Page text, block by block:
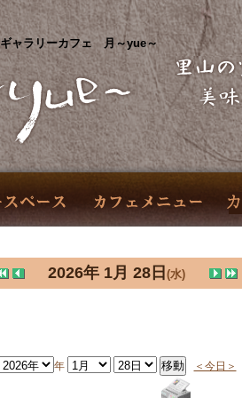
ギャラリーカフェ 月～yue～
2026年 1月 28日 (水)
年 ＜今日＞